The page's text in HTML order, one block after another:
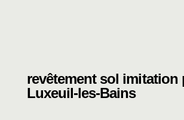
revêtement sol imitation
Luxeuil-les-Bains